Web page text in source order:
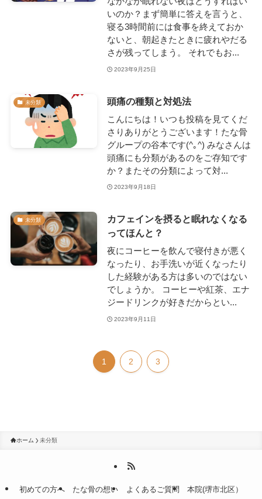
いのか？まず簡単に答えを言うと、
寝る3時間前には食事を終えておか
ないと、朝起きたときに疲れやだる
さが残ってしまう。 それでもお...
2023年9月25日
未分類 頭痛の種類と対処法
こんにちは！いつも投稿を見てくだ
さりありがとうございます！たな骨
グループの谷本です(^｡^) みなさんは
頭痛にも分類があるのをご存知です
か？またその分類によって対...
2023年9月18日
未分類
カフェインを摂ると眠れなくなる
ってほんと？
夜にコーヒーを飲んで寝付きが悪く
なったり、お手洗いが近くなったり
した経験がある方は多いのではない
でしょうか。 コーヒーや紅茶、エナ
ジードリンクが好きだからとい...
2023年9月11日
1 2 3
ホーム 未分類
初めての方へ たな骨の想い よくあるご質問 本院(堺市北区）